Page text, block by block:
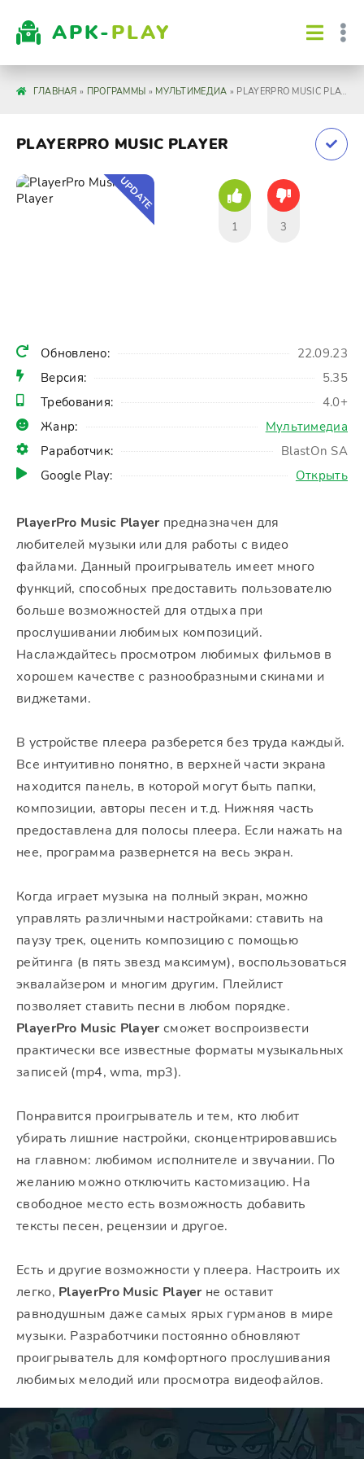
APK-PLAY
ГЛАВНАЯ » ПРОГРАММЫ » МУЛЬТИМЕДИА » PLAYERPRO MUSIC PLAYER
PLAYERPRO MUSIC PLAYER
Обновлено:
22.09.23
Версия:
5.35
Требования:
4.0+
Жанр:
Мультимедиа
Раработчик:
BlastOn SA
Google Play:
Открыть
UPDATE
1 3
PlayerPro Music Player предназначен для
любителей музыки или для работы с видео
файлами. Данный проигрыватель имеет много
функций, способных предоставить пользователю
больше возможностей для отдыха при
прослушивании любимых композиций.
Наслаждайтесь просмотром любимых фильмов в
хорошем качестве с разнообразными скинами и
виджетами.
В устройстве плеера разберется без труда каждый.
Все интуитивно понятно, в верхней части экрана
находится панель, в которой могут быть папки,
композиции, авторы песен и т.д. Нижняя часть
предоставлена для полосы плеера. Если нажать на
нее, программа развернется на весь экран.
Когда играет музыка на полный экран, можно
управлять различными настройками: ставить на
паузу трек, оценить композицию с помощью
рейтинга (в пять звезд максимум), воспользоваться
эквалайзером и многим другим. Плейлист
позволяет ставить песни в любом порядке.
PlayerPro Music Player сможет воспроизвести
практически все известные форматы музыкальных
записей (mp4, wma, mp3).
Понравится проигрыватель и тем, кто любит
убирать лишние настройки, сконцентрировавшись
на главном: любимом исполнителе и звучании. По
желанию можно отключить кастомизацию. На
свободное место есть возможность добавить
тексты песен, рецензии и другое.
Есть и другие возможности у плеера. Настроить их
легко, PlayerPro Music Player не оставит
равнодушным даже самых ярых гурманов в мире
музыки. Разработчики постоянно обновляют
проигрыватель для комфортного прослушивания
любимых мелодий или просмотра видеофайлов.